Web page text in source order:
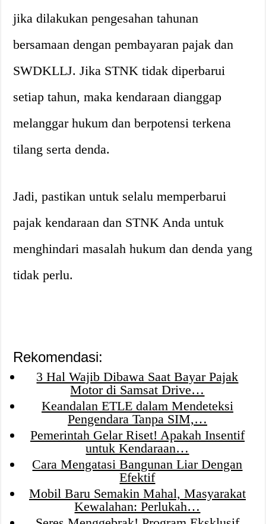
jika dilakukan pengesahan tahunan
bersamaan dengan pembayaran pajak dan
SWDKLLJ. Jika STNK tidak diperbarui
setiap tahun, maka kendaraan dianggap
melanggar hukum dan berpotensi terkena
tilang serta denda.
Jadi, pastikan untuk selalu memperbarui
pajak kendaraan dan STNK Anda untuk
menghindari masalah hukum dan denda yang
tidak perlu.
Rekomendasi:
3 Hal Wajib Dibawa Saat Bayar Pajak
Motor di Samsat Drive…
Keandalan ETLE dalam Mendeteksi
Pengendara Tanpa SIM,…
Pemerintah Gelar Riset! Apakah Insentif
untuk Kendaraan…
Cara Mengatasi Bangunan Liar Dengan
Efektif
Mobil Baru Semakin Mahal, Masyarakat
Kewalahan: Perlukah…